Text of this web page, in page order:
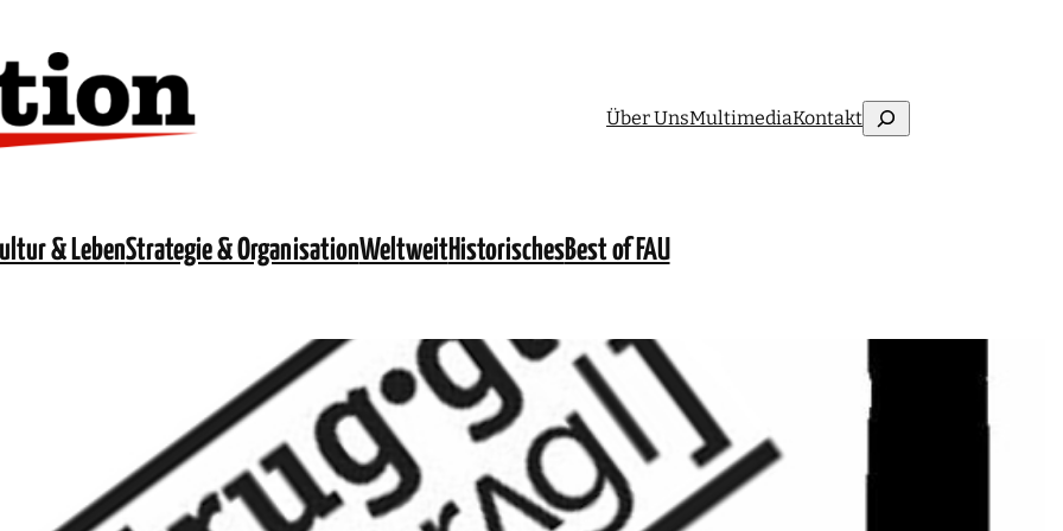
Über UnsMultimediaKontaktSuchen
& LebenStrategie & OrganisationWeltweitHistorischesBest of FAU